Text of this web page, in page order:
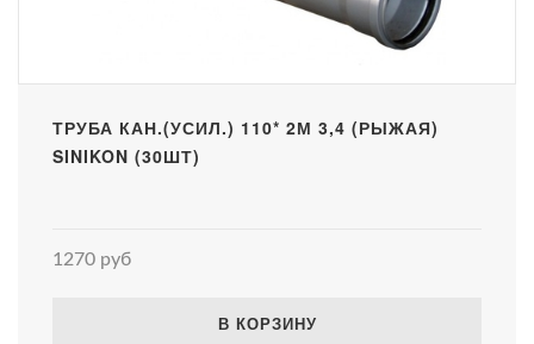
ТРУБА КАН.(УСИЛ.) 110* 2М 3,4 (РЫЖАЯ)
SINIKON (30ШТ)
1270 руб
В КОРЗИНУ